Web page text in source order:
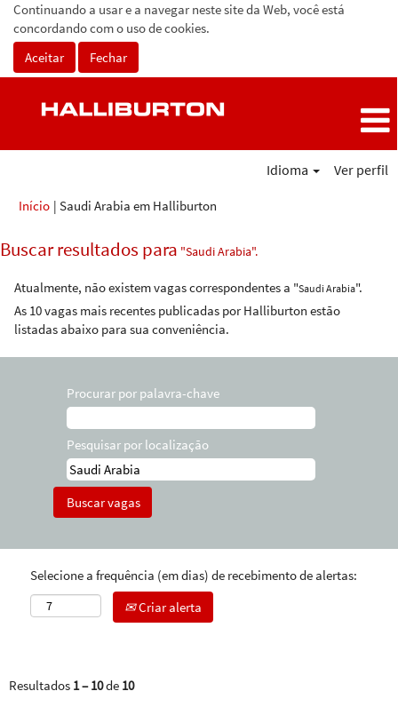
Continuando a usar e a navegar neste site da Web, você está
concordando com o uso de cookies.
Aceitar
Fechar
Idioma Ver perfil
Início | Saudi Arabia em Halliburton
Buscar resultados para "Saudi Arabia".
Atualmente, não existem vagas correspondentes a "Saudi Arabia".
As 10 vagas mais recentes publicadas por Halliburton estão
listadas abaixo para sua conveniência.
Procurar por palavra-chave
Pesquisar por localização
Selecione a frequência (em dias) de recebimento de alertas:
Criar alerta
Resultados 1 – 10de 10